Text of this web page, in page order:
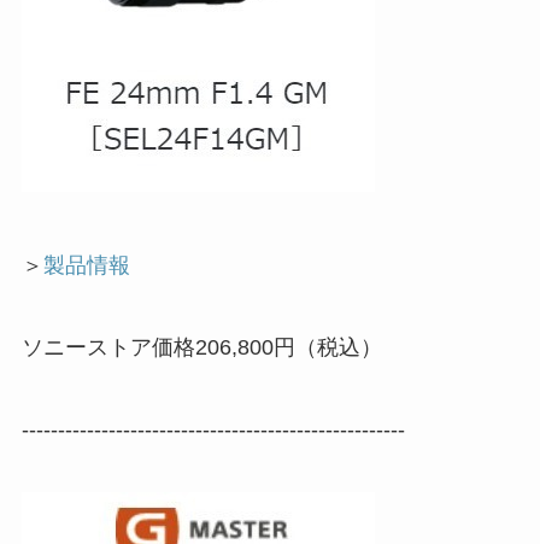
＞ 製品情報
ソニーストア価格206,800円（税込）
-----------------------------------------------------